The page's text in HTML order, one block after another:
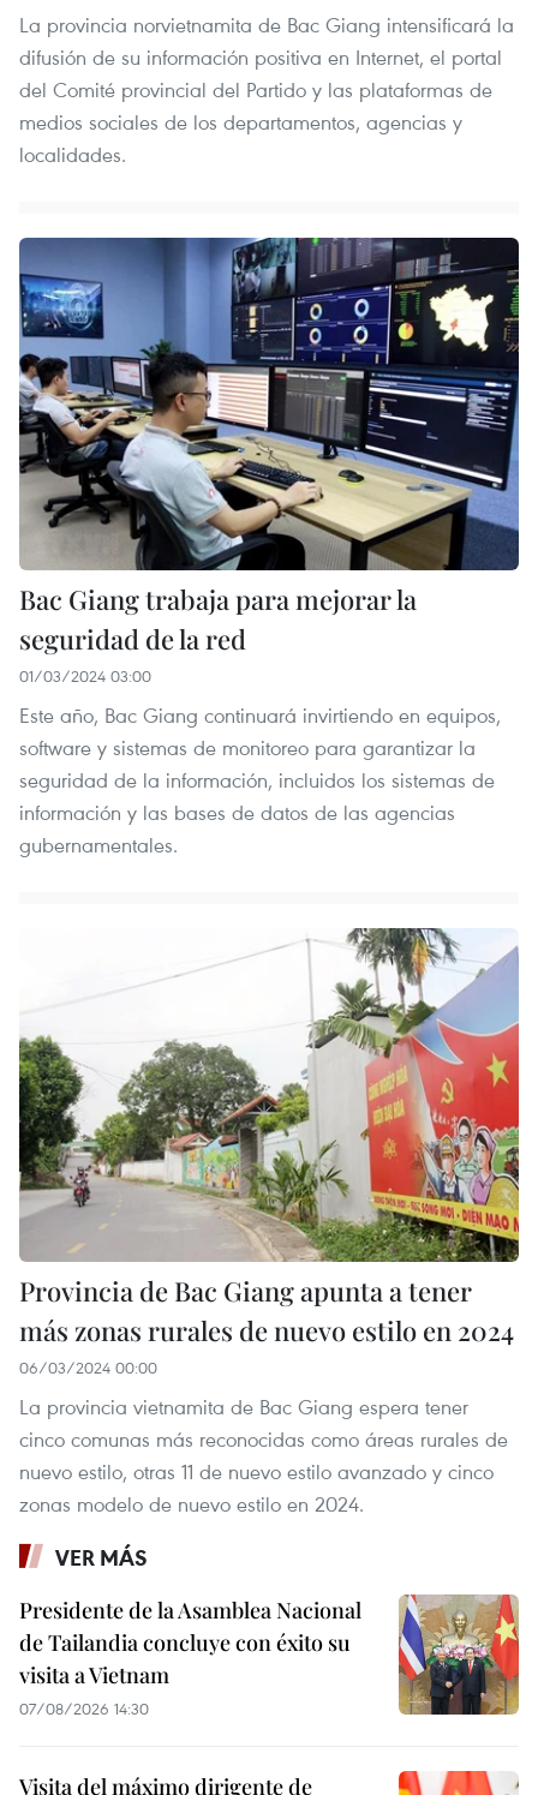
La provincia norvietnamita de Bac Giang intensificará la
difusión de su información positiva en Internet, el portal
del Comité provincial del Partido y las plataformas de
medios sociales de los departamentos, agencias y
localidades.
Bac Giang trabaja para mejorar la
seguridad de la red
01/03/2024 03:00
Este año, Bac Giang continuará invirtiendo en equipos,
software y sistemas de monitoreo para garantizar la
seguridad de la información, incluidos los sistemas de
información y las bases de datos de las agencias
gubernamentales.
Provincia de Bac Giang apunta a tener
más zonas rurales de nuevo estilo en 2024
06/03/2024 00:00
La provincia vietnamita de Bac Giang espera tener
cinco comunas más reconocidas como áreas rurales de
nuevo estilo, otras 11 de nuevo estilo avanzado y cinco
zonas modelo de nuevo estilo en 2024.
VER MÁS
Presidente de la Asamblea Nacional
de Tailandia concluye con éxito su
visita a Vietnam
07/08/2026 14:30
Visita del máximo dirigente de